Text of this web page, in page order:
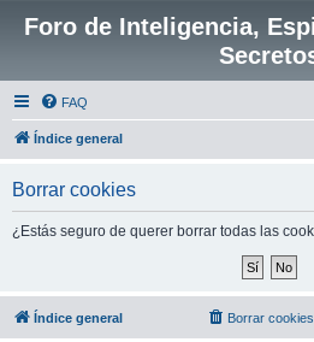
Foro de Inteligencia,
FAQ
Índice general
Borrar cookies
¿Estás seguro de querer borrar todas las
Índice general Borrar cookies